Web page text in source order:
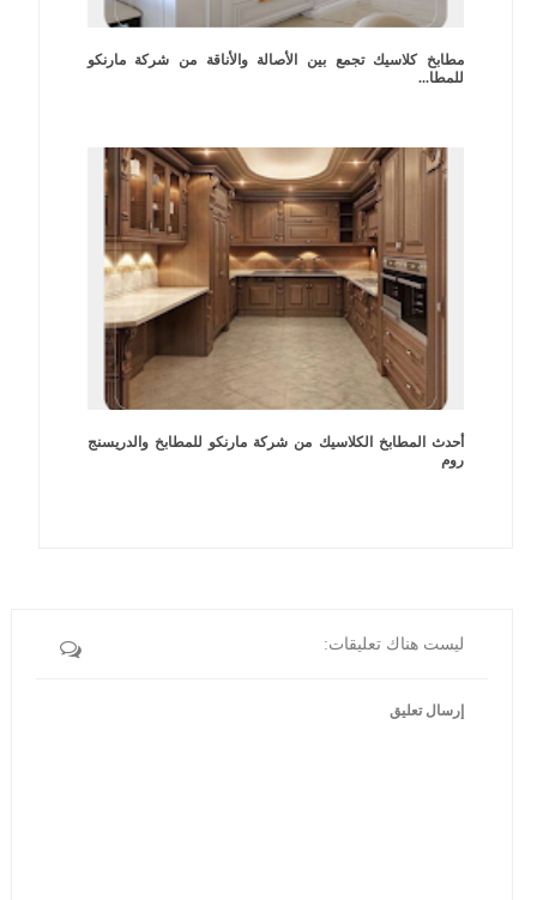
مطابخ كلاسيك تجمع بين الأصالة والأناقة من شركة مارنكو
للمطا...
أحدث المطابخ الكلاسيك من شركة مارنكو للمطابخ والدريسنج
روم
ليست هناك تعليقات:
إرسال تعليق